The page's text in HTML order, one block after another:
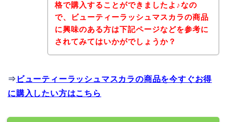
格で購入することができましたよ♪なの
で、ビューティーラッシュマスカラの商品
に興味のある方は下記ページなどを参考に
されてみてはいかがでしょうか？
⇒ ビューティーラッシュマスカラの商品を今すぐお得
に購入したい方はこちら